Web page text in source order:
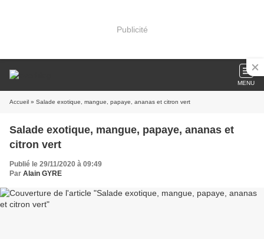
Publicité
MENU
Accueil » Salade exotique, mangue, papaye, ananas et citron vert
Salade exotique, mangue, papaye, ananas et
citron vert
Publié le 29/11/2020 à 09:49
Par Alain GYRE